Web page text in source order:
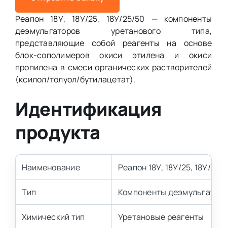
Реапон 18У, 18У/25, 18У/25/50 — компоненты
деэмульгаторов уретанового типа,
представляющие собой реагенты на основе
блок-сополимеров окиси этилена и окиси
пропилена в смеси органических растворителей
(ксилол/толуол/бутилацетат).
Идентификация
продукта
Наименование Реапон 18У, 18У/25, 18У/25/
Тип Компоненты
Химический тип Уретановые реагенты